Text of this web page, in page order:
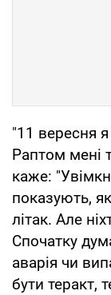
"11 вересня
Раптом мені
каже:
показують,
літак. Але
Спочатку
аварія чи
бути теракт,